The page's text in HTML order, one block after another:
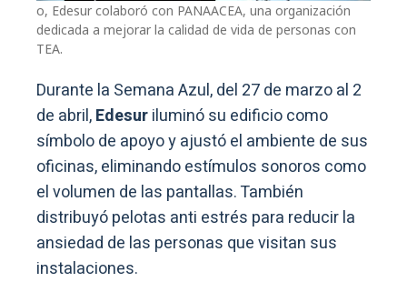
o, Edesur colaboró con PANAACEA, una organización
dedicada a mejorar la calidad de vida de personas con
TEA.
Durante la Semana Azul, del 27 de marzo al 2
de abril,Edesuriluminó su edificio como
símbolo de apoyo y ajustó el ambiente de sus
oficinas, eliminando estímulos sonoros como
el volumen de las pantallas. También
distribuyó pelotas anti estrés para reducir la
ansiedad de las personas que visitan sus
instalaciones.